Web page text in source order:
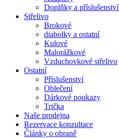
Doplňky a příslušenství
Střelivo
Brokové
diabolky a ostatní
Kulové
Malorážkové
Vzduchovkové střelivo
Ostatní
Příslušenství
Oblečení
Dárkové poukazy
Trička
Naše prodejna
Rezervace konzultace
Články o obraně